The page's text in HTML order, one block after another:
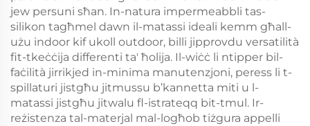
jew persuni sħan. In-natura impermeabbli tas-
silikon tagħmel dawn il-matassi ideali kemm għall-
użu indoor kif ukoll outdoor, billi jipprovdu versatilità
fit-tkeċċija differenti ta' ħolija. Il-wiċċ li ntipper bil-
faċilità jirrikjed in-minima manutenzjoni, peress li t-
spillaturi jistgħu jitmussu b’kannetta miti u l-
matassi jistgħu jitwalu fl-istrateqq bit-tmul. Ir-
reżistenza tal-materjal mal-logħob tiżgura appelli